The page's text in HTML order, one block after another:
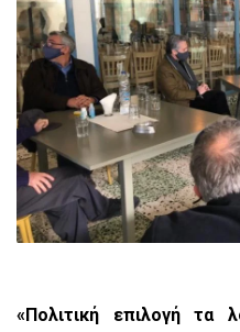
«Πολιτική επιλογή τα